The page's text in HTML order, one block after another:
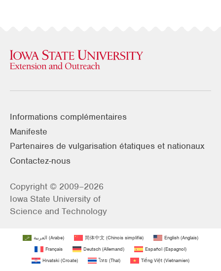
Informations complémentaires
Manifeste
Partenaires de vulgarisation étatiques et nationaux
Contactez-nous
Copyright © 2009–2026
Iowa State University of
Science and Technology
العربية (Arabe) 简体中文 (Chinois simplifié) English (Anglais)
Français
Deutsch (Allemand) Español (Espagnol)
Hrvatski (Croate) ไทย (Thaï) Tiếng Việt (Vietnamien)